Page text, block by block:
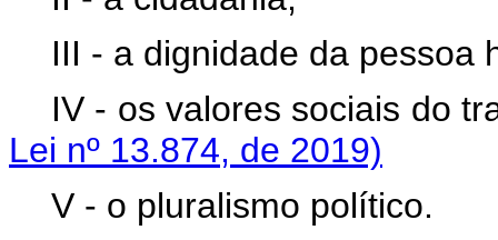
III - a dignidade da pessoa
IV - os valores sociais
Lei nº 13.874, de 2019)
V - o pluralismo político.